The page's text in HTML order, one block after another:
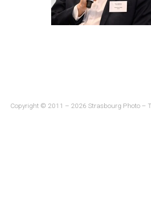
Copyright © 2011 – 2026 Strasbourg Photo –